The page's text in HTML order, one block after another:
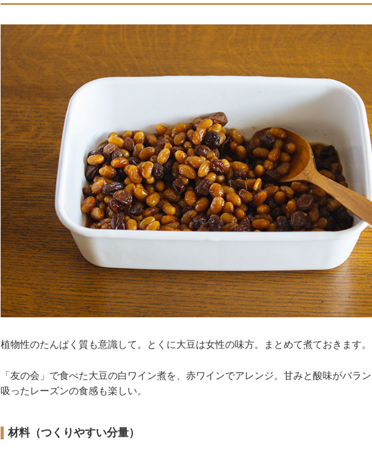
植物性のたんぱく質も意識して。とくに大豆は女性の味方。まとめて煮ておきます。
「友の会」で食べた大豆の白ワイン煮を、赤ワインでアレンジ。甘みと酸味がバラ
吸ったレーズンの食感も楽しい。
材料（つくりやすい分量）